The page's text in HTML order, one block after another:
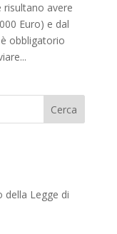
risultano avere
Euro) e dal
obbligatorio
della Legge di